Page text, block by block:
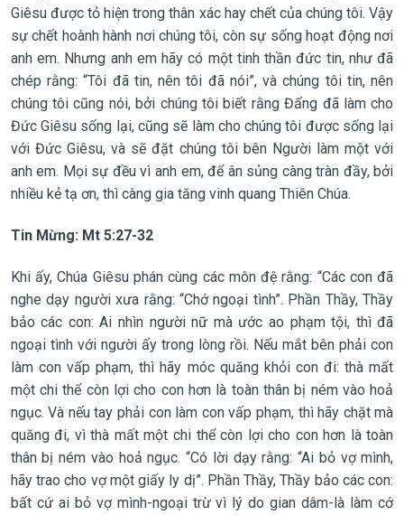
Giêsu được tỏ hiện trong thân xác hay chết của chúng tôi. Vậy
sự chết hoành hành nơi chúng tôi, còn sự sống hoạt động nơi
anh em. Nhưng anh em hãy có một tinh thần đức tin, như đã
chép rằng: “Tôi đã tin, nên tôi đã nói”, và chúng tôi tin, nên
chúng tôi cũng nói, bởi chúng tôi biết rằng Đấng đã làm cho
Đức Giêsu sống lại, cũng sẽ làm cho chúng tôi được sống lại
với Đức Giêsu, và sẽ đặt chúng tôi bên Người làm một với
anh em. Mọi sự đều vì anh em, để ân sủng càng tràn đầy, bởi
nhiều kẻ tạ ơn, thì càng gia tăng vinh quang Thiên Chúa.
Tin Mừng: Mt 5:27-32
Khi ấy, Chúa Giêsu phán cùng các môn đệ rằng: “Các con đã
nghe dạy người xưa rằng: “Chớ ngoại tình”. Phần Thầy, Thầy
bảo các con: Ai nhìn người nữ mà ước ao phạm tội, thì đã
ngoại tình với người ấy trong lòng rồi. Nếu mắt bên phải con
làm con vấp phạm, thì hãy móc quăng khỏi con đi: thà mất
một chi thể còn lợi cho con hơn là toàn thân bị ném vào hoả
ngục. Và nếu tay phải con làm con vấp phạm, thì hãy chặt mà
quăng đi, vì thà mất một chi thể còn lợi cho con hơn là toàn
thân bị ném vào hoả ngục. “Có lời dạy rằng: “Ai bỏ vợ mình,
hãy trao cho vợ một giấy ly dị”. Phần Thầy, Thầy bảo các con:
bất cứ ai bỏ vợ mình-ngoại trừ vì lý do gian dâm-là làm cớ